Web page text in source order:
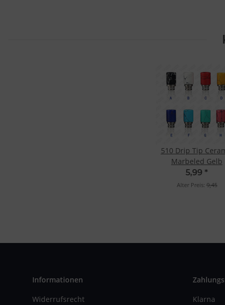
510 Drip Tip
Marbeled Gelb
5,99 *
Alter Preis: 9,45
Informationen
Widerrufsrecht
Klarna